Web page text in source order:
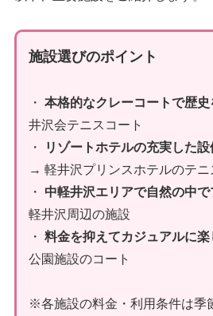
施設選びのポイント
・ 本格的なクレーコートで歴
井沢会テニスコート
・
リゾートホテルの充実した
→ 軽井沢プリンスホテルのテニ
・ 中軽井沢エリアで自然の中
軽井沢周辺の施設
・ 料金を抑えてカジュアルに楽
公園施設のコート
※各施設の料金・利用条件は季